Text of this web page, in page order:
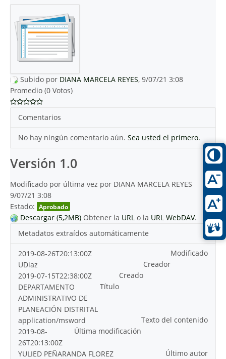
Subido por DIANA MARCELA REYES, 9/07/21 3:08
Promedio (0 Votos)
Comentarios
No hay ningún comentario aún. Sea usted el primero.
Versión 1.0
Modificado por última vez por DIANA MARCELA REYES
9/07/21 3:08
Estado: Aprobado
Descargar (5,2MB) Obtener la URL o la URL WebDAV.
Metadatos extraídos automáticamente
Modificado
2019-08-26T20:13:00Z
Creador
UDiaz
Creado
2019-07-15T22:38:00Z
Título
DEPARTAMENTO
ADMINISTRATIVO DE
PLANEACIÓN DISTRITAL
Texto del contenido
application/msword
Última modificación
2019-08-
26T20:13:00Z
Último autor
YULIED PEÑARANDA FLOREZ